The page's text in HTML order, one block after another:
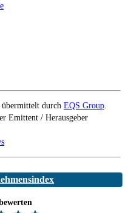
durch EQS Group
Emittent / Herausgeber